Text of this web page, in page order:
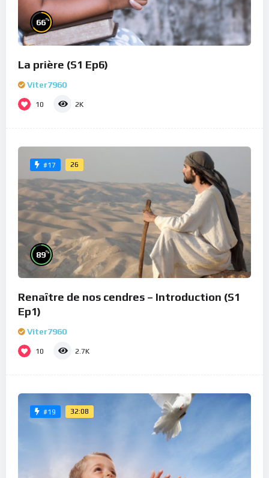
66%
La prière (S1 Ep6)
Viter7960
10 2K
#17 26
89%
Renaître de nos cendres – Introduction (S1
Ep1)
Viter7960
10 2.7K
#19 32:08